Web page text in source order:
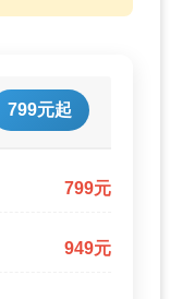
799元起
799元
949元